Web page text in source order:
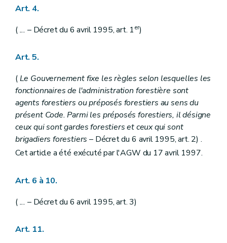
Section 2
Art. 89
Art. 93
Art. 94
Art. 95
Art. 96
Art. 97
Art. 98
Art. 99
Art. 100
Art. 101
Art. 103
Art. 105
Art. 108
Art. 4.
(... – Décret du 6 avril 1995, art. 1er)
Art. 5.
(Le Gouvernement fixe les règles selon lesquelles les
fonctionnaires de l'administration forestière sont
agents forestiers ou préposés forestiers au sens du
présent Code. Parmi les préposés forestiers, il désigne
ceux qui sont gardes forestiers et ceux qui sont
brigadiers forestiers – Décret du 6 avril 1995, art. 2) .
Cet article a été exécuté par l'AGW du 17 avril 1997.
Art. 6 à 10.
(... – Décret du 6 avril 1995, art. 3)
Art. 11.